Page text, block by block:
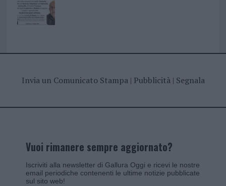
Invia un Comunicato Stampa| Pubblicità| Segnala
Vuoi rimanere sempre aggiornato?
Iscriviti alla newsletter di Gallura Oggi e ricevi le nostre
email periodiche contenenti le ultime notizie pubblicate
sul sito web!